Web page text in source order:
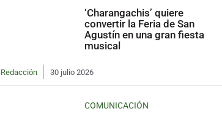
‘Charangachis’ quiere
convertir la Feria de San
Agustín en una gran fiesta
musical
Redacción 30 julio 2026
COMUNICACIÓN